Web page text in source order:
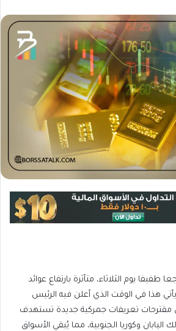
طفيفا يوم الثلاثاء، متأثرة بارتفاع عوائد
يأتي هذا في الوقت الذي أعلن فيه الرئيس
مقترحات تعريفات جمركية جديدة تستهدف
اليابان وكوريا الجنوبية، مما يُبقي الأسواق